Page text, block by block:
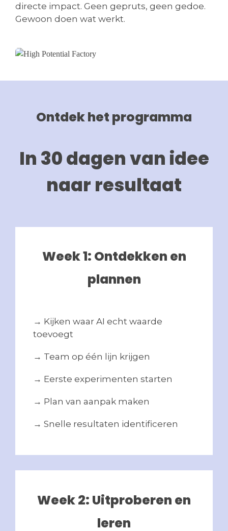
directe impact. Geen gepruts, geen gedoe.
Gewoon doen wat werkt.
Ontdek het programma
In 30 dagen van idee
naar resultaat
Week 1: Ontdekken en
plannen
→ Kijken waar AI echt waarde
toevoegt
→ Team op één lijn krijgen
→ Eerste experimenten starten
→ Plan van aanpak maken
→ Snelle resultaten identificeren
Week 2: Uitproberen en
leren